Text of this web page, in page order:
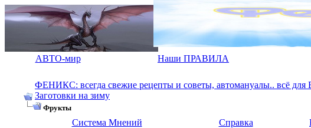
АВТО-мир Наши ПРАВИЛА
ФЕНИКС: всегда свежие рецепты и советы, автомануалы.. всё для
Заготовки на зиму
Фрукты
Система Мнений
Справка